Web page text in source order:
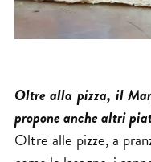
Oltre alla pizza, il
propone anche altri
Oltre alle pizze, a